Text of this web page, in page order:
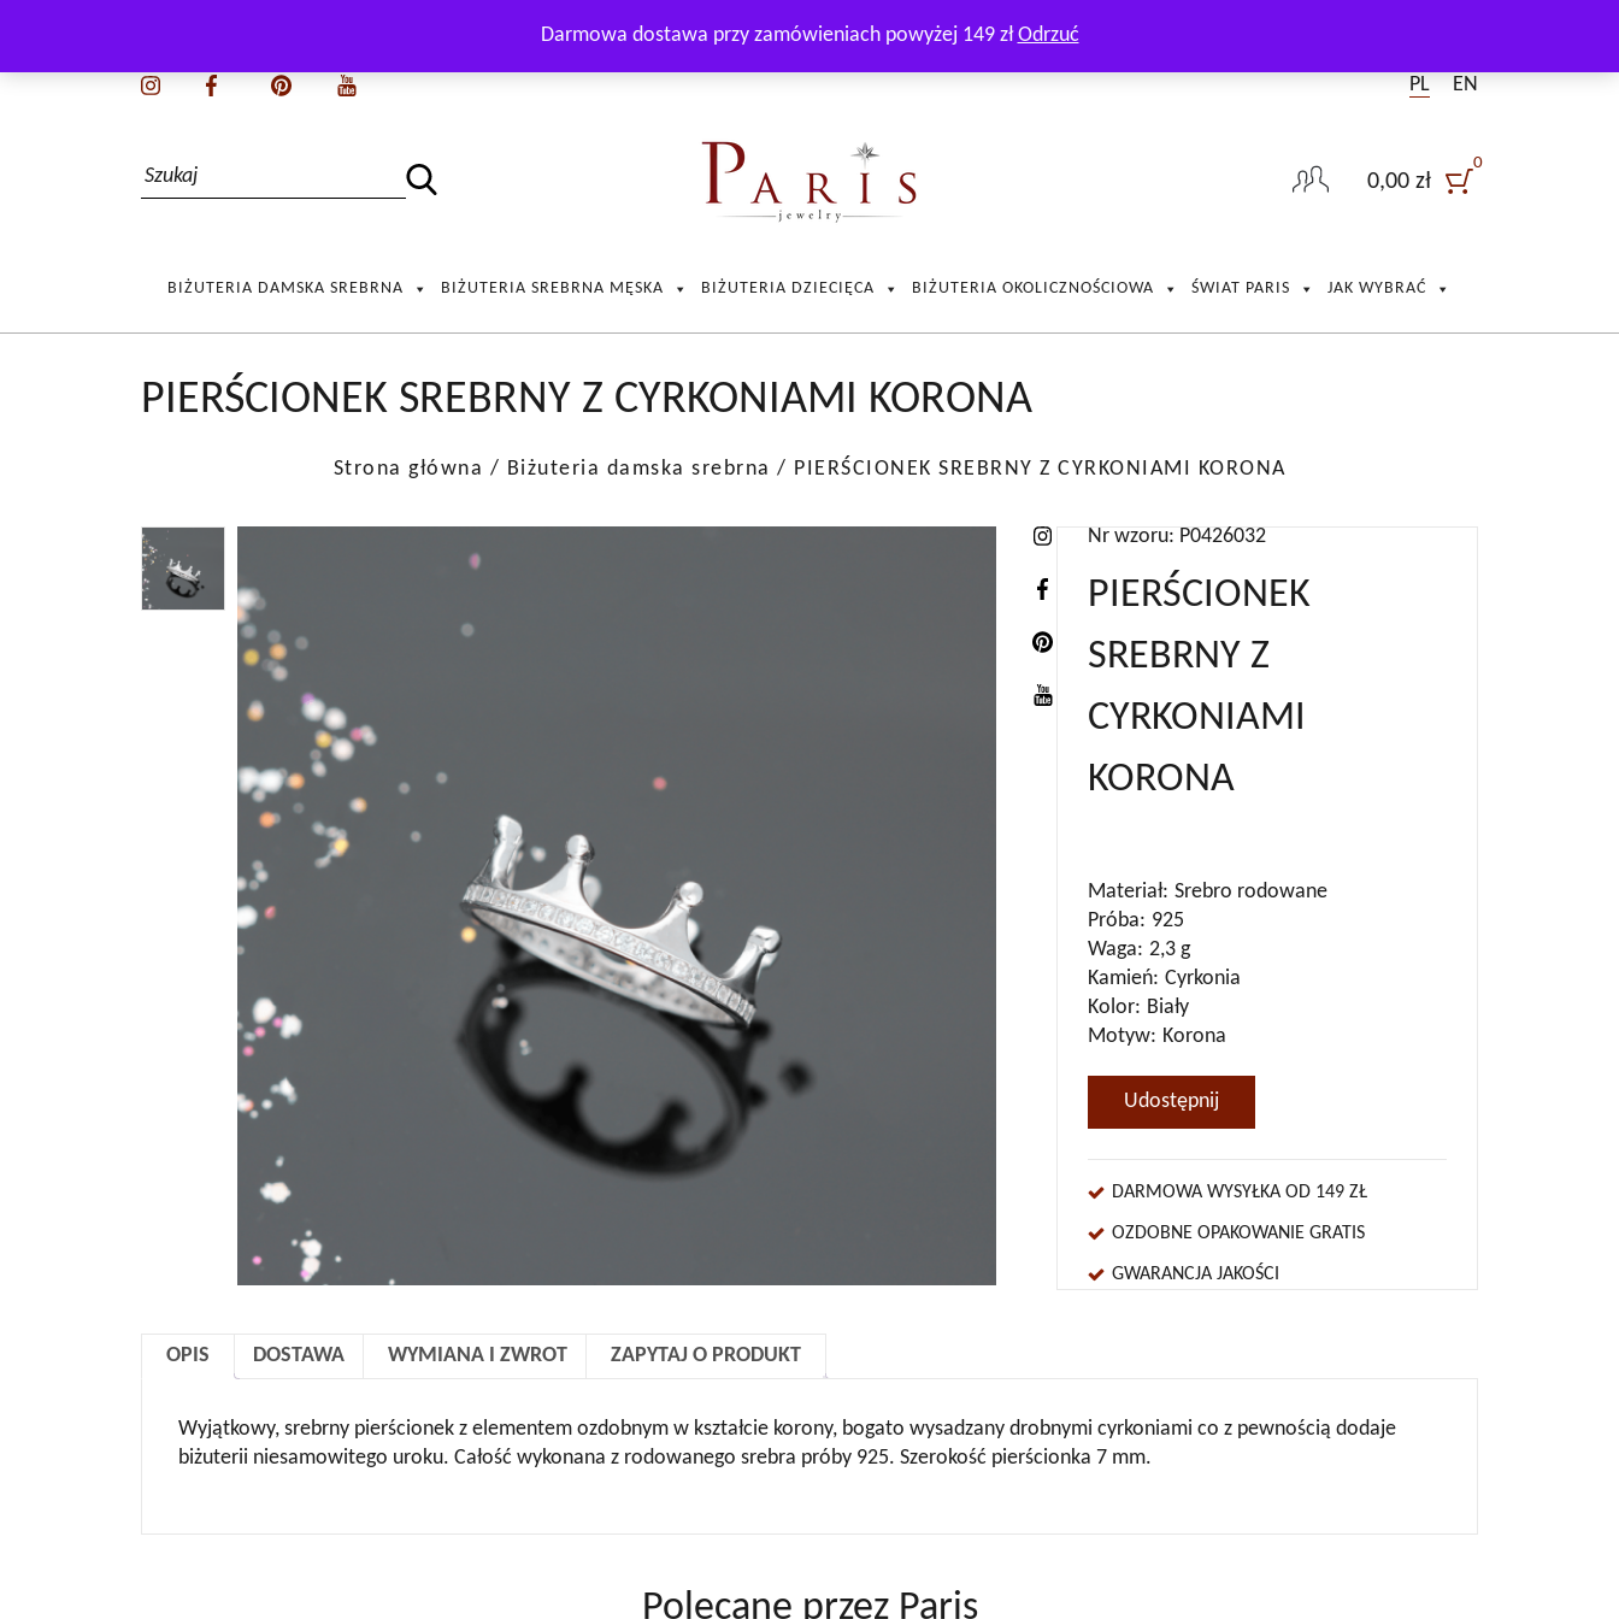
PL EN
0,00 zł
0
BIŻUTERIA DAMSKA SREBRNA BIŻUTERIA SREBRNA MĘSKA BIŻUTERIA DZIECIĘCA BIŻUTERIA OKOLICZNOŚCIOWA ŚWIAT PARIS JAK WYBRAĆ
PIERŚCIONEK SREBRNY Z CYRKONIAMI KORONA
Strona główna / Biżuteria damska srebrna / PIERŚCIONEK SREBRNY Z CYRKONIAMI KORONA
Nr wzoru: P0426032
PIERŚCIONEK
SREBRNY Z
CYRKONIAMI
KORONA
Materiał Srebro rodowane
Próba
925
Waga 2,3 g
Kamień Cyrkonia
Kolor Biały
Motyw Korona
Udostępnij
DARMOWA WYSYŁKA OD 149 ZŁ
OZDOBNE OPAKOWANIE GRATIS
GWARANCJA JAKOŚCI
OPIS DOSTAWA WYMIANA I ZWROT ZAPYTAJ O PRODUKT
Wyjątkowy, srebrny pierścionek z elementem ozdobnym w kształcie korony, bogato wysadzany drobnymi cyrkoniami co z pewnością dodaje
biżuterii niesamowitego uroku. Całość wykonana z rodowanego srebra próby 925. Szerokość pierścionka 7 mm.
Polecane przez Paris
Zadzwoń i zapytaj naszego doradcę:+48 511 165 550
Darmowa dostawa przy zamówieniach powyżej 149 złOdrzuć